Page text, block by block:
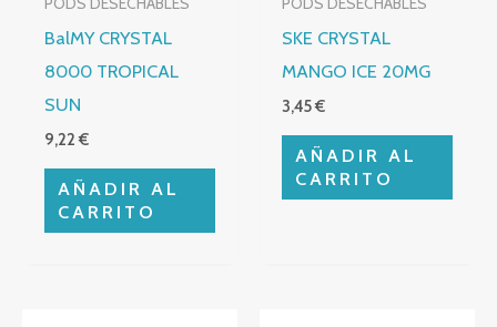
BalMY CRYSTAL
8000 TROPICAL
SUN
9,22€
AÑADIR AL
CARRITO
SKE CRYSTAL
MANGO ICE 20MG
3,45€
AÑADIR AL
CARRITO